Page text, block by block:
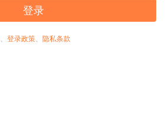
登录
、 登录政策、 隐私条款